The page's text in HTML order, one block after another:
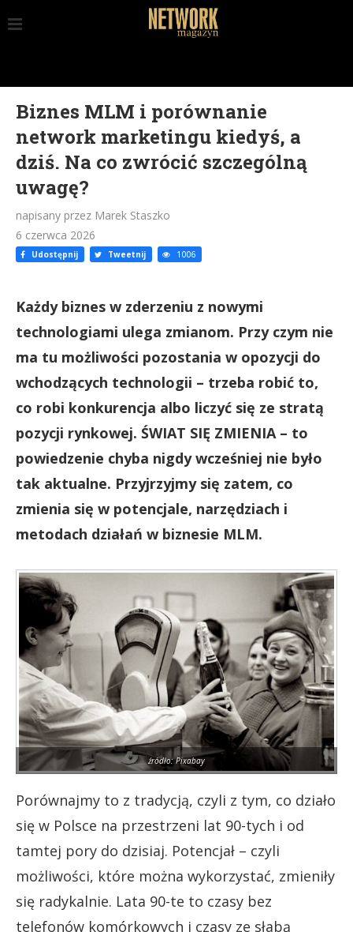
Biznes MLM i porównanie
network marketingu kiedyś, a
dziś. Na co zwrócić szczególną
uwagę?
napisany przez Marek Staszko
6 czerwca 2026
Udostępnij Tweetnij 1006
Każdy biznes w zderzeniu z nowymi
technologiami ulega zmianom. Przy czym nie
ma tu możliwości pozostania w opozycji do
wchodzących technologii – trzeba robić to,
co robi konkurencja albo liczyć się ze stratą
pozycji rynkowej. ŚWIAT SIĘ ZMIENIA – to
powiedzenie chyba nigdy wcześniej nie było
tak aktualne. Przyjrzyjmy się zatem, co
zmienia się w potencjale, narzędziach i
metodach działań w biznesie MLM.
źródło: Pixabay
Porównajmy to z tradycją, czyli z tym, co działo
się w Polsce na przestrzeni lat 90-tych i od
tamtej pory do dzisiaj. Potencjał – czyli
możliwości, które można wykorzystać, zmieniły
się radykalnie. Lata 90-te to czasy bez
telefonów komórkowych i czasy ze słabą